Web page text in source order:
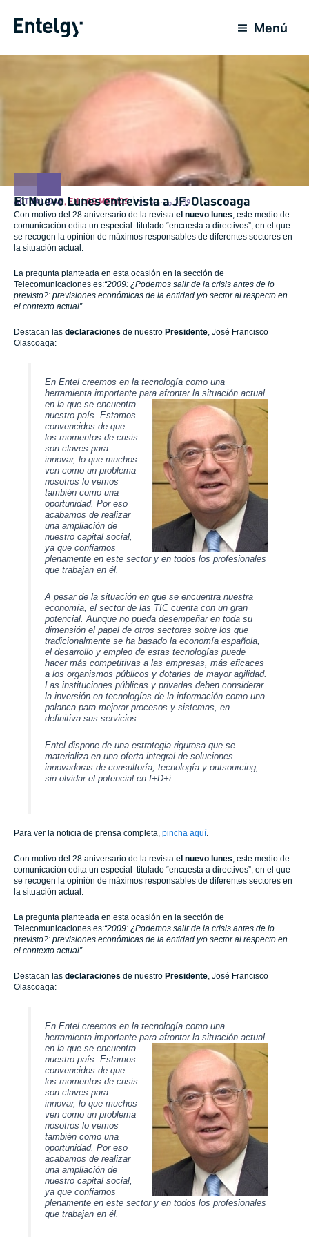
Menú
ACTUALIDAD EN LOS MEDIOS 25 Marzo 2009
El Nuevo Lunes entrevista a JF. Olascoaga
Con motivo del 28 aniversario de la revista el nuevo lunes, este medio de
comunicación edita un especial titulado “encuesta a directivos”, en el que
se recogen la opinión de máximos responsables de diferentes sectores en
la situación actual.
La pregunta planteada en esta ocasión en la sección de
Telecomunicaciones es:“2009: ¿Podemos salir de la crisis antes de lo
previsto?: previsiones económicas de la entidad y/o sector al respecto en
el contexto actual”
Destacan las declaraciones de nuestro Presidente, José Francisco
Olascoaga:
En Entel creemos en la tecnología como una
herramienta importante para afrontar la situación actual
en la que se encuentra
nuestro país. Estamos
convencidos de que
los momentos de crisis
son claves para
innovar, lo que muchos
ven como un problema
nosotros lo vemos
también como una
oportunidad. Por eso
acabamos de realizar
una ampliación de
nuestro capital social,
ya que confiamos
plenamente en este sector y en todos los profesionales
que trabajan en él.
A pesar de la situación en que se encuentra nuestra
economía, el sector de las TIC cuenta con un gran
potencial.Aunque no pueda desempeñar en toda su
dimensión el papel de otros sectores sobre los que
tradicionalmente se ha basado la economía española,
el desarrollo y empleo de estas tecnologías puede
hacer más competitivas a las empresas, más eficaces
a los organismos públicos y dotarles de mayor agilidad.
Las instituciones públicas y privadas deben considerar
la inversión en tecnologías de la información como una
palanca para mejorar procesos y sistemas, en
definitiva sus servicios.
Entel dispone de una estrategia rigurosa que se
materializa en una oferta integral de soluciones
innovadoras de consultoría, tecnología y outsourcing,
sin olvidar el potencial en I+D+i.
Para ver la noticia de prensa completa, pincha aquí.
Con motivo del 28 aniversario de la revista el nuevo lunes, este medio de
comunicación edita un especial titulado “encuesta a directivos”, en el que
se recogen la opinión de máximos responsables de diferentes sectores en
la situación actual.
La pregunta planteada en esta ocasión en la sección de
Telecomunicaciones es:“2009: ¿Podemos salir de la crisis antes de lo
previsto?: previsiones económicas de la entidad y/o sector al respecto en
el contexto actual”
Destacan las declaraciones de nuestro Presidente, José Francisco
Olascoaga:
En Entel creemos en la tecnología como una
herramienta importante para afrontar la situación actual
en la que se encuentra
nuestro país. Estamos
convencidos de que
los momentos de crisis
son claves para
innovar, lo que muchos
ven como un problema
nosotros lo vemos
también como una
oportunidad. Por eso
acabamos de realizar
una ampliación de
nuestro capital social,
ya que confiamos
plenamente en este sector y en todos los profesionales
que trabajan en él.